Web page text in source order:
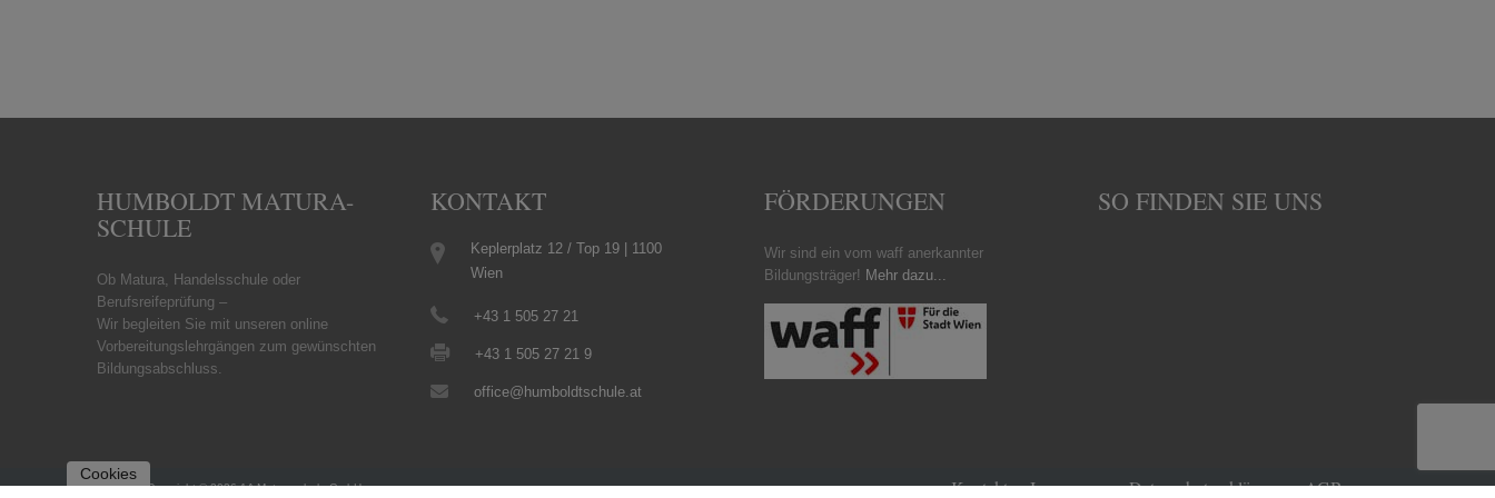
HUMBOLDT MATURA-
SCHULE
Ob Matura, Handelsschule oder
Berufsreifeprüfung –
Wir begleiten Sie mit unseren online
Vorbereitungslehrgängen zum gewünschten
Bildungsabschluss.
KONTAKT
Keplerplatz 12 / Top 19 | 1100
Wien
+43 1 505 27 21
+43 1 505 27 21 9
office@humboldtschule.at
FÖRDERUNGEN
Wir sind ein vom waff anerkannter
Bildungsträger! Mehr dazu...
SO FINDEN SIE UNS
Copyright © 2026 1A Maturaschule GmbH Kontakt Impressum Datenschutzerklärung AGB
Cookies